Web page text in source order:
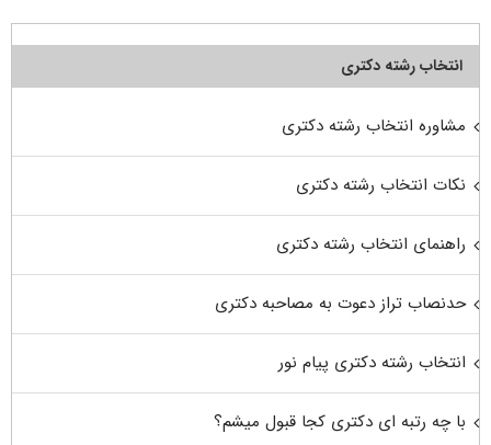
انتخاب رشته دکتری
مشاوره انتخاب رشته دکتری
نکات انتخاب رشته دکتری
راهنمای انتخاب رشته دکتری
حدنصاب تراز دعوت به مصاحبه دکتری
انتخاب رشته دکتری پیام نور
با چه رتبه ای دکتری کجا قبول میشم؟